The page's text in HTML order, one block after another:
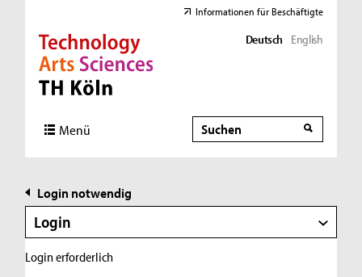
Direkt zur Hauptnavigation
Direkt zur Subnavigation
Direkt zum Inhalt
Direkt zum Fußbereich
Informationen für Beschäftigte
Deutsch English
Menü Suche
Suche
Login notwendig
Login
Login erforderlich